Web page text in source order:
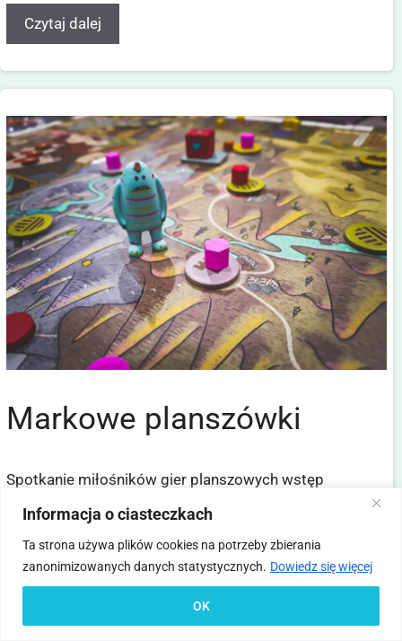
Informacja o ciasteczkach
Ta strona używa plików cookies na potrzeby zbierania
zanonimizowanych danych statystycznych. Dowiedz się więcej
OK
Czytaj dalej
Markowe planszówki
Spotkanie miłośników gier planszowych wstęp